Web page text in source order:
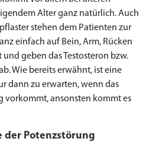
Alter ganz natürlich. Auch
stehen dem Patienten zur
einfach auf Bein, Arm, Rücken
geben das Testosteron bzw.
Wie bereits erwähnt, ist eine
dann zu erwarten, wenn das
vorkommt, ansonsten kommt es
der Potenzstörung